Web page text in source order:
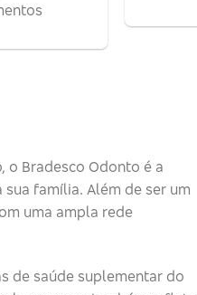
o Bradesco Odonto é a
família. Além de ser um
uma ampla rede
de saúde suplementar do